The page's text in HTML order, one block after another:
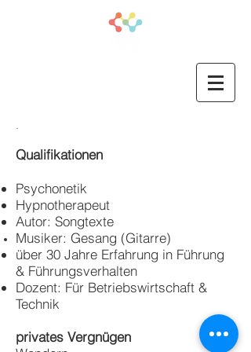
.
Qualifikationen
Psychonetik
Hypnotherapeut
Autor: Songtexte
Musiker: Gesang (Gitarre)
über 30 Jahre Erfahrung in Führung
& Führungsverhalten
Dozent: Für Betriebswirtschaft &
Technik
privates Vergnügen